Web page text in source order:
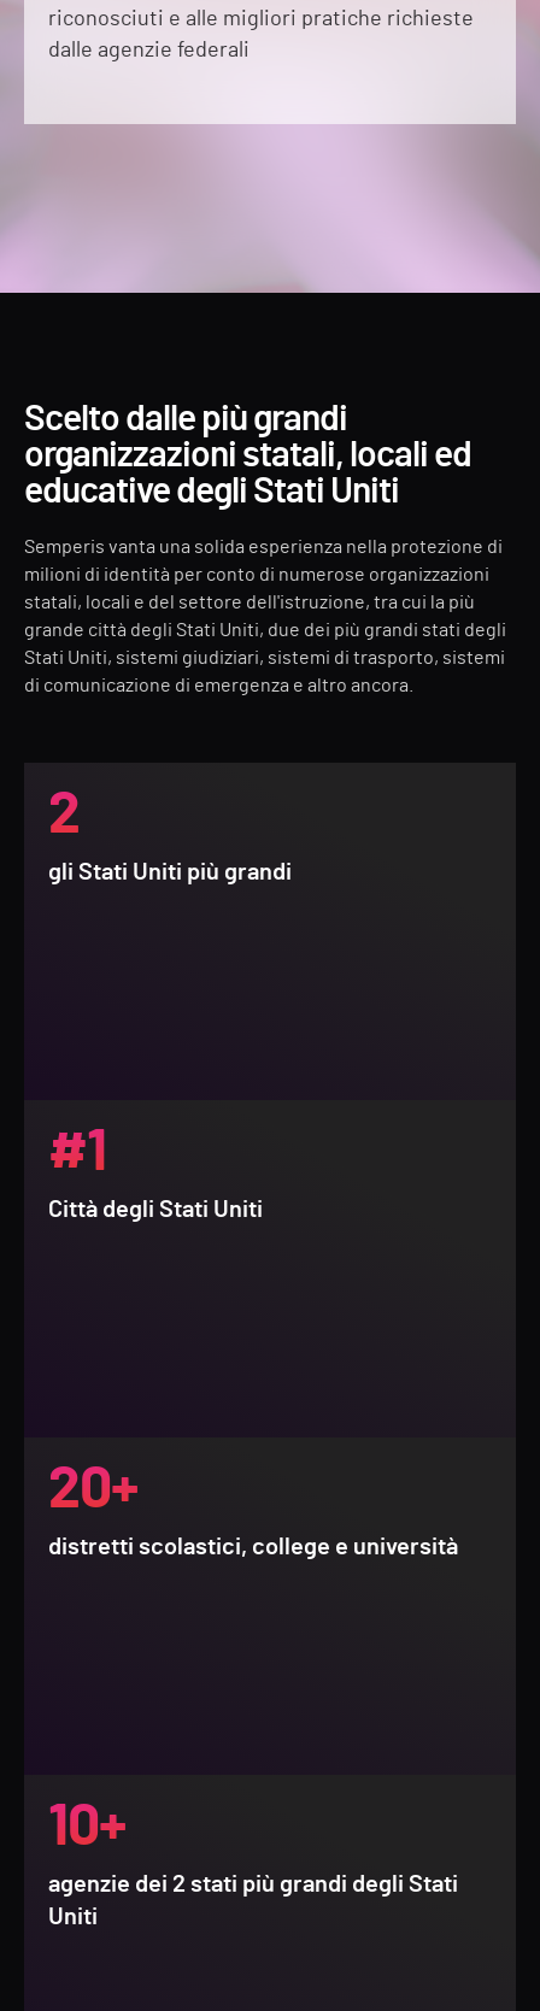
riconosciuti e alle migliori pratiche richieste
dalle agenzie federali
Scelto dalle più grandi
organizzazioni statali, locali ed
educative degli Stati Uniti
Semperis vanta una solida esperienza nella protezione di
milioni di identità per conto di numerose organizzazioni
statali, locali e del settore dell'istruzione, tra cui la più
grande città degli Stati Uniti, due dei più grandi stati degli
Stati Uniti, sistemi giudiziari, sistemi di trasporto, sistemi
di comunicazione di emergenza e altro ancora.
2
gli Stati Uniti più grandi
#1
Città degli Stati Uniti
20+
distretti scolastici, college e università
10+
agenzie dei 2 stati più grandi degli Stati
Uniti